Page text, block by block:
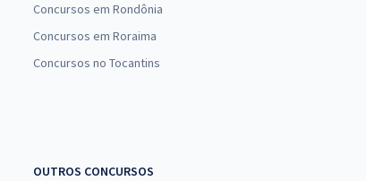
Concursos em Rondônia
Concursos em Roraima
Concursos no Tocantins
OUTROS CONCURSOS